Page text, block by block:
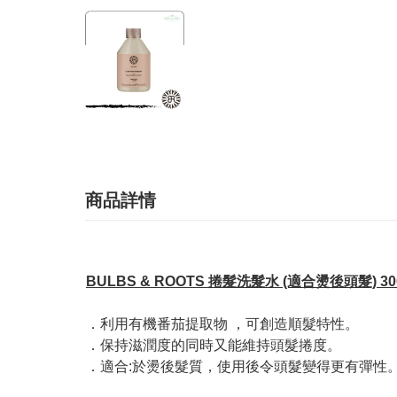
商品詳情
BULBS & ROOTS 捲髮洗髮水 (適合燙後頭髮)
．利用有機番茄提取物 ，可創造順髮特性。
．保持滋潤度的同時又能維持頭髮捲度。
．適合:於燙後髮質，使用後令頭髮變得更有彈性。